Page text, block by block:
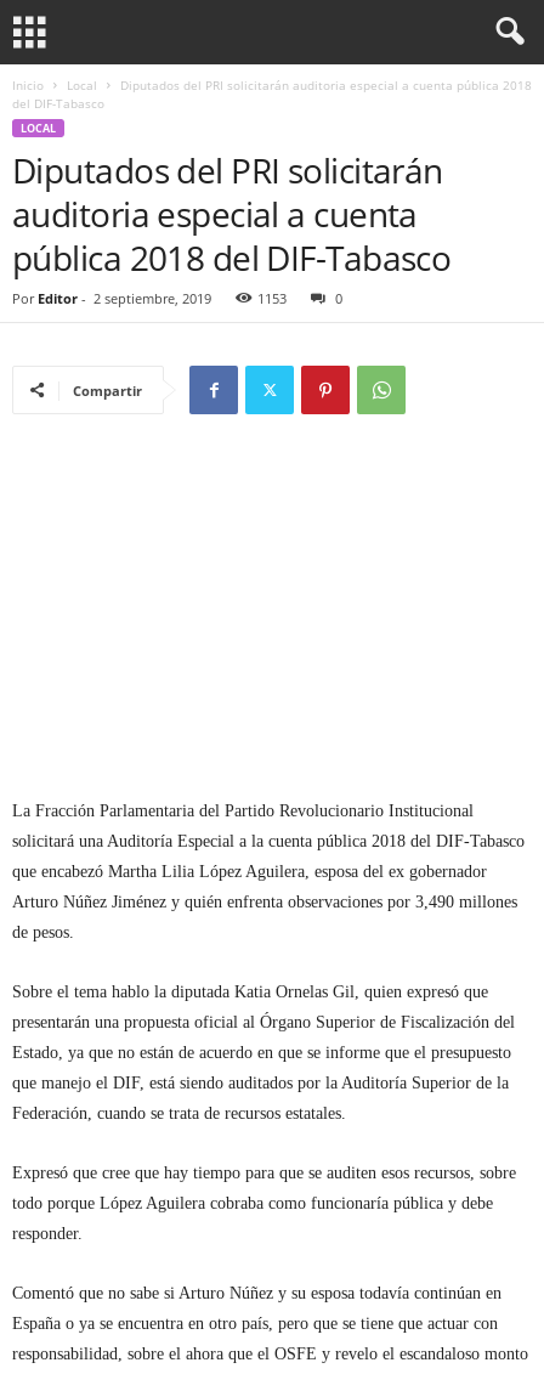
Inicio Local
Diputados del PRI solicitarán auditoria especial a cuenta pública 2018
del DIF-Tabasco
LOCAL
Diputados del PRI solicitarán
auditoria especial a cuenta
pública 2018 del DIF-Tabasco
Por Editor - 2 septiembre, 2019 1153 0
Compartir
La Fracción Parlamentaria del Partido Revolucionario Institucional
solicitará una Auditoría Especial a la cuenta pública 2018 del DIF-Tabasco
que encabezó Martha Lilia López Aguilera, esposa del ex gobernador
Arturo Núñez Jiménez y quién enfrenta observaciones por 3,490 millones
de pesos.
Sobre el tema hablo la diputada Katia Ornelas Gil, quien expresó que
presentarán una propuesta oficial al Órgano Superior de Fiscalización del
Estado, ya que no están de acuerdo en que se informe que el presupuesto
que manejo el DIF, está siendo auditados por la Auditoría Superior de la
Federación, cuando se trata de recursos estatales.
Expresó que cree que hay tiempo para que se auditen esos recursos, sobre
todo porque López Aguilera cobraba como funcionaría pública y debe
responder.
Comentó que no sabe si Arturo Núñez y su esposa todavía continúan en
España o ya se encuentra en otro país, pero que se tiene que actuar con
responsabilidad, sobre el ahora que el OSFE y revelo el escandaloso monto